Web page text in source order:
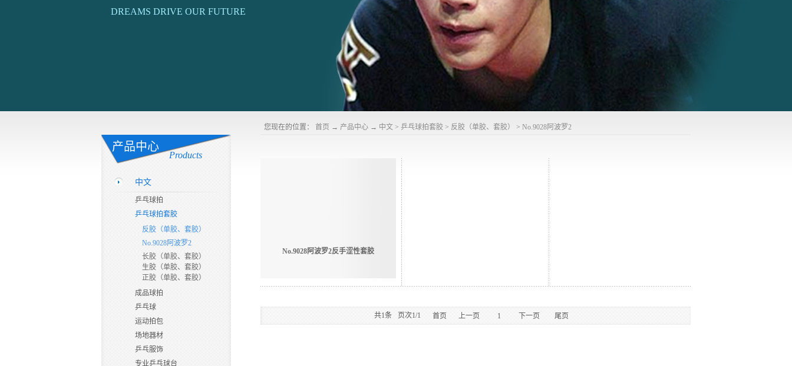
DREAMS DRIVE OUR FUTURE
产品中心
Products
中文
乒乓球拍
乒乓球拍套胶
反胶（单胶、套胶）
No.9028阿波罗2
长胶（单胶、套胶）
生胶（单胶、套胶）
正胶（单胶、套胶）
成品球拍
乒乓球
运动拍包
场地器材
乒乓服饰
专业乒乓球台
您现在的位置： 首页 → 产品中心 → 中文 > 乒乓球拍套胶 > 反胶（单胶、套胶） > No.9028阿波罗2
No.9028阿波罗2反手涩性套胶
共1条 页次1/1 首页 上一页 1 下一页 尾页